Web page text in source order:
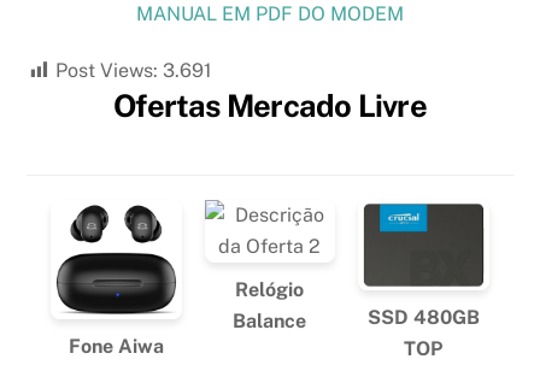
MANUAL EM PDF DO MODEM
Post Views: 3.691
Ofertas Mercado Livre
Fone Aiwa
Relógio
Balance
SSD 480GB
TOP